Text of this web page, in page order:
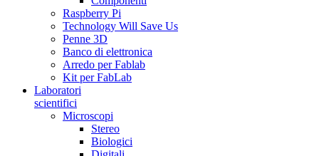
Raspberry Pi
Technology Will Save Us
Penne 3D
Banco di elettronica
Arredo per Fablab
Kit per FabLab
Laboratori
scientifici
Microscopi
Stereo
Biologici